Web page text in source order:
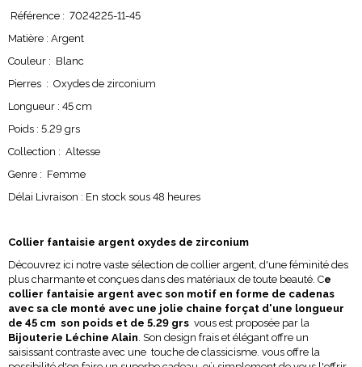
Référence : 7024225-11-45
Matière : Argent
Couleur : Blanc
Pierres : Oxydes de zirconium
Longueur : 45 cm
Poids : 5.29 grs
Collection : Altesse
Genre : Femme
Délai Livraison : En stock sous 48 heures
Collier fantaisie argent oxydes de zirconium
Découvrez ici notre vaste sélection de collier argent, d'une féminité des
plus charmante et conçues dans des matériaux de toute beauté. Ce
collier fantaisie argent avec son motif en forme de cadenas
avec sa cle monté avec une jolie chaine forçat d'une longueur
de 45 cm son poids et de 5.29 grs vous est proposée par la
Bijouterie Léchine Alain . Son design frais et élégant offre un
saisissant contraste avec une touche de classicisme. vous offre la